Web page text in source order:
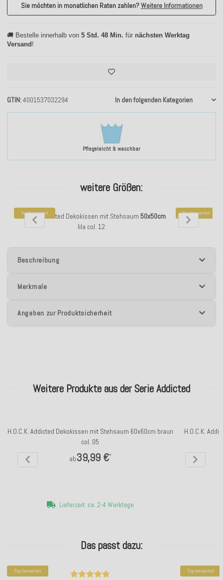
Pflegeleicht & waschbar
GTIN 4001537032294 In den folgenden Kategorien
Sie möchten in monatlichen Raten zahlen?Weitere Informationen
🚚 Bestelle innerhalb von 5 Std. 48 Min. für nächsten Werktag
Versand !
weitere Größen:
Top bewertet
H.O.C.K. Addicted Dekokissen mit Stehsaum 50x50cm
lila col. 12
Top bewertet
H.O.C.K.
Beschreibung
Merkmale
Angaben zur Produktsicherheit
Weitere Produkte aus der Serie Addicted
H.O.C.K. Addicted Dekokissen mit Stehsaum 60x60cm braun
col. 05
ab39,99 €*
Lieferzeit: ca. 2-4 Werktage
H.O.C.K.
Das passt dazu:
Top bewertet Top bewertet